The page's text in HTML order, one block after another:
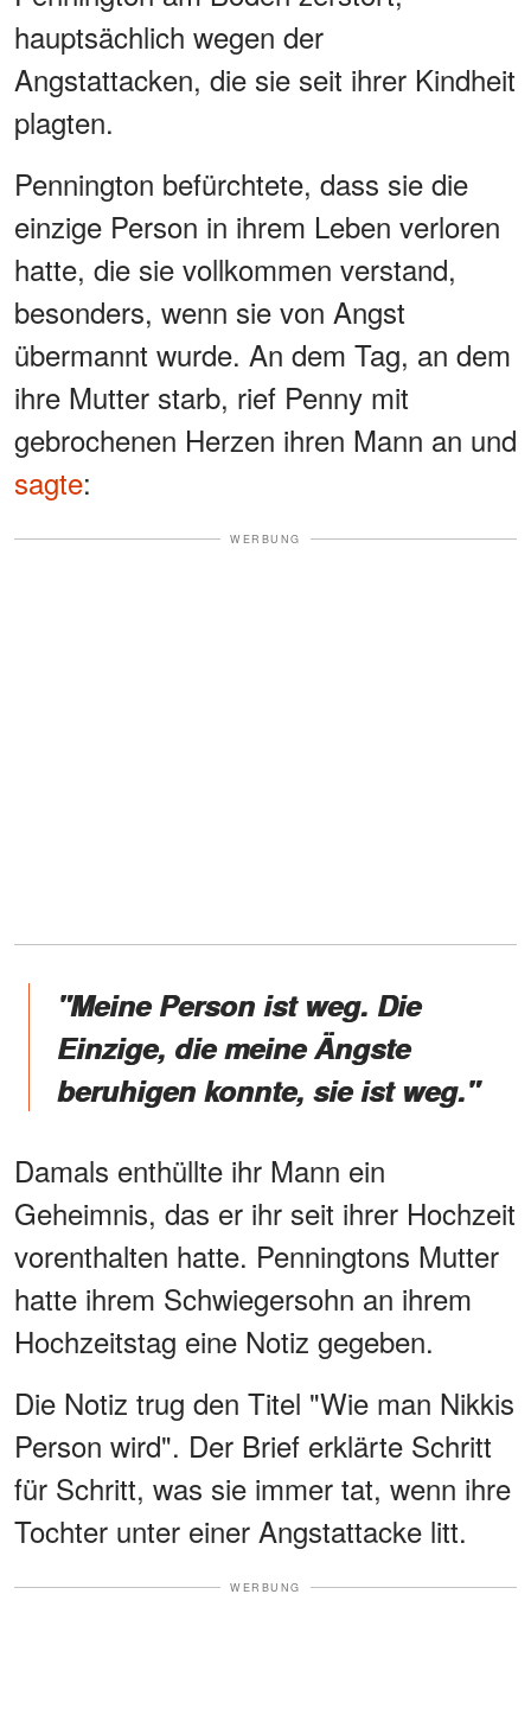
hauptsächlich wegen der
Angstattacken, die sie seit ihrer Kindheit
plagten.
Pennington befürchtete, dass sie die
einzige Person in ihrem Leben verloren
hatte, die sie vollkommen verstand,
besonders, wenn sie von Angst
übermannt wurde. An dem Tag, an dem
ihre Mutter starb, rief Penny mit
gebrochenen Herzen ihren Mann an und
sagte:
WERBUNG
"Meine Person ist weg. Die
Einzige, die meine Ängste
beruhigen konnte, sie ist weg."
Damals enthüllte ihr Mann ein
Geheimnis, das er ihr seit ihrer Hochzeit
vorenthalten hatte. Penningtons Mutter
hatte ihrem Schwiegersohn an ihrem
Hochzeitstag eine Notiz gegeben.
Die Notiz trug den Titel "Wie man Nikkis
Person wird". Der Brief erklärte Schritt
für Schritt, was sie immer tat, wenn ihre
Tochter unter einer Angstattacke litt.
WERBUNG